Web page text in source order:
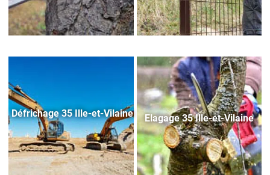
Défrichage 35 Ille-et-Vilaine Elagage 35 Ille-et-Vilaine